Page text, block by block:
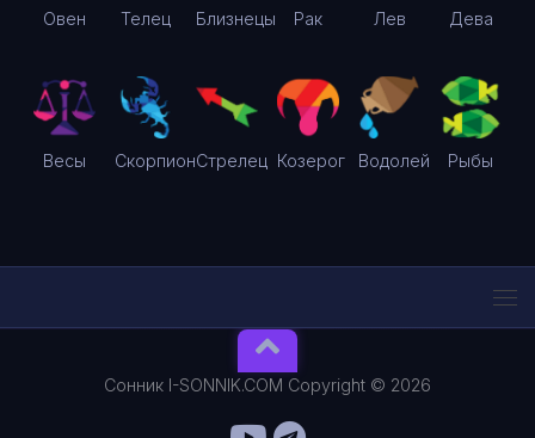
Овен Телец Близнецы Рак Лев Дева
Весы СкорпионСтрелец Козерог Водолей Рыбы
Сонник I-SONNIK.COM Copyright © 2026